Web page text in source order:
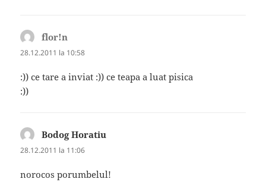
flor!n
28.12.2011 la 10:58
:)) ce tare a inviat :)) ce teapa a luat pisica
:))
Bodog Horatiu
28.12.2011 la 11:06
norocos porumbelul!